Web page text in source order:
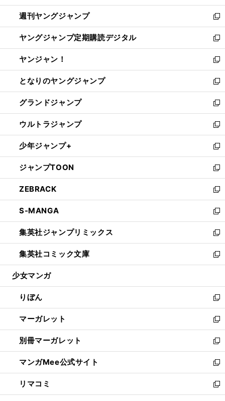
開
く
ウ
で
開
く
ン
ド
ウ
で
開
く
ウ
ィ
ン
ド
ウ
で
開
く
週刊ヤングジャンプ
新
し
い
ウ
ィ
ン
ド
ウ
で
開
く
ヤングジャンプ定期購読デジタル
新
し
い
ウ
ィ
ン
ド
ウ
で
開
く
ヤンジャン！
新
し
い
ウ
ィ
ン
ド
ウ
で
開
く
となりのヤングジャンプ
新
し
い
ウ
ィ
ン
ド
ウ
で
開
く
グランドジャンプ
新
し
い
ウ
ィ
ン
ド
ウ
で
開
く
ウルトラジャンプ
新
し
い
ウ
ィ
ン
ド
ウ
で
開
く
少年ジャンプ+
新
し
い
ウ
ィ
ン
ド
ウ
で
開
く
ジャンプTOON
新
し
い
ウ
ィ
ン
ド
ウ
で
開
ZEBRACK
新
し
い
ウ
ィ
ン
ド
ウ
開
く
S-MANGA
新
し
い
ウ
ィ
ン
ウ
で
開
く
集英社ジャンプリミックス
新
し
い
ウ
ン
ド
ウ
で
開
く
集英社コミック文庫
新
し
ウ
ィ
ン
ド
ウ
で
開
く
少女マンガ
りぼん
新
し
い
ウ
ィ
ン
ド
ウ
で
開
マーガレット
新
し
い
ウ
ィ
ン
ド
ウ
別冊マーガレット
新
し
い
ウ
ィ
ン
マンガMee公式サイト
新
し
い
ウ
リマコミ
新
し